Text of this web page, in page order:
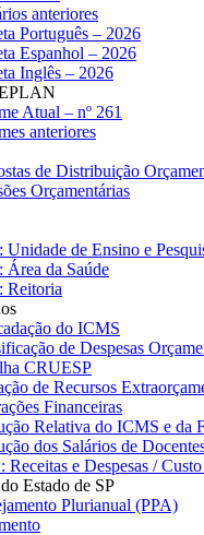
anteriores
Português – 2026
Espanhol – 2026
Inglês – 2026
Atual – nº 261
anteriores
de Distribuição
Orçamentárias
Unidade de Ensino e
Área da Saúde
Reitoria
do ICMS
de Despesas
CRUESP
de Recursos
Financeiras
Relativa do ICMS e da
dos Salários de
Receitas e Despesas /
Estado de SP
Plurianual (PPA)